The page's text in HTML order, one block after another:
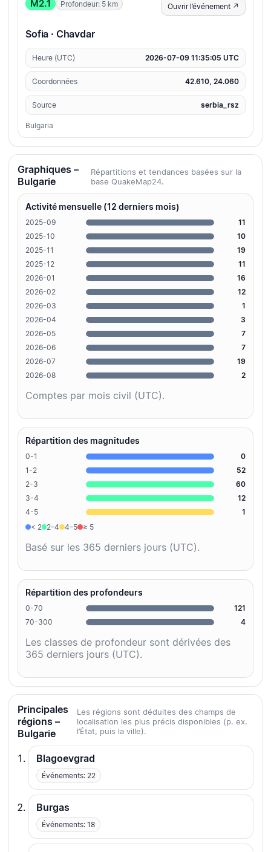
M2.1 Profondeur: 5 km Ouvrir l’événement ↗
Sofia · Chavdar
Heure (UTC) 2026-07-09 11:35:05 UTC
Coordonnées 42.610, 24.060
Source serbia_rsz
Bulgaria
Graphiques –
Bulgarie
Répartitions et tendances basées sur la
base QuakeMap24.
Activité mensuelle (12 derniers mois)
2025-09
11
2025-10
10
2025-11
19
2025-12
11
2026-01
16
2026-02
12
2026-03
1
2026-04
3
2026-05
7
2026-06
7
2026-07
19
2026-08
2
Comptes par mois civil (UTC).
Répartition des magnitudes
0-1
0
1-2
52
2-3
60
3-4
12
4-5
1
< 2
2–4 4–5 ≥ 5
Basé sur les 365 derniers jours (UTC).
Répartition des profondeurs
0-70
121
70-300
4
Les classes de profondeur sont dérivées des
365 derniers jours (UTC).
Principales
régions –
Bulgarie
Les régions sont déduites des champs de
localisation les plus précis disponibles (p. ex.
l’État, puis la ville).
Blagoevgrad
Événements: 22
Burgas
Événements: 18